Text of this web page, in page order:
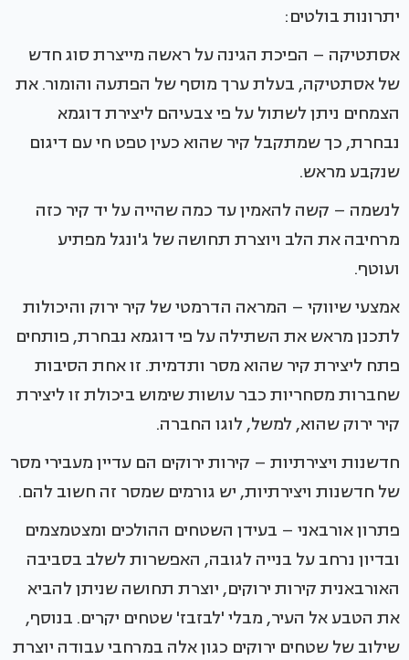
יתרונות בולטים:
אסתטיקה – הפיכת הגינה על ראשה מייצרת סוג חדש
של אסתטיקה, בעלת ערך מוסף של הפתעה והומור. את
הצמחים ניתן לשתול על פי צבעיהם ליצירת דוגמא
נבחרת, כך שמתקבל קיר שהוא כעין טפט חי עם דיגום
שנקבע מראש.
לנשמה – קשה להאמין עד כמה שהייה על יד קיר כזה
מרחיבה את הלב ויוצרת תחושה של ג'ונגל מפתיע
ועוטף.
אמצעי שיווקי – המראה הדרמטי של קיר ירוק והיכולות
לתכנן מראש את השתילה על פי דוגמא נבחרת, פותחים
פתח ליצירת קיר שהוא מסר ותדמית. זו אחת הסיבות
שחברות מסחריות כבר עושות שימוש ביכולת זו ליצירת
קיר ירוק שהוא, למשל, לוגו החברה.
חדשנות ויצירתיות – קירות ירוקים הם עדיין מעבירי מסר
של חדשנות ויצירתיות, יש גורמים שמסר זה חשוב להם.
פתרון אורבאני – בעידן השטחים ההולכים ומצטמצמים
ובדיון נרחב על בנייה לגובה, האפשרות לשלב בסביבה
האורבאנית קירות ירוקים, יוצרת תחושה שניתן להביא
את הטבע אל העיר, מבלי 'לבזבז' שטחים יקרים. בנוסף,
שילוב של שטחים ירוקים כגון אלה במרחבי עבודה יוצרת